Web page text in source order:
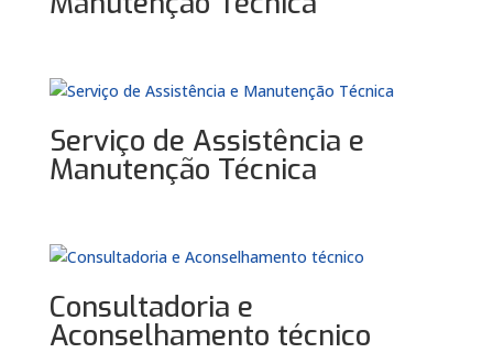
Serviço de Assistência e
Manutenção Técnica
Consultadoria e
Aconselhamento técnico